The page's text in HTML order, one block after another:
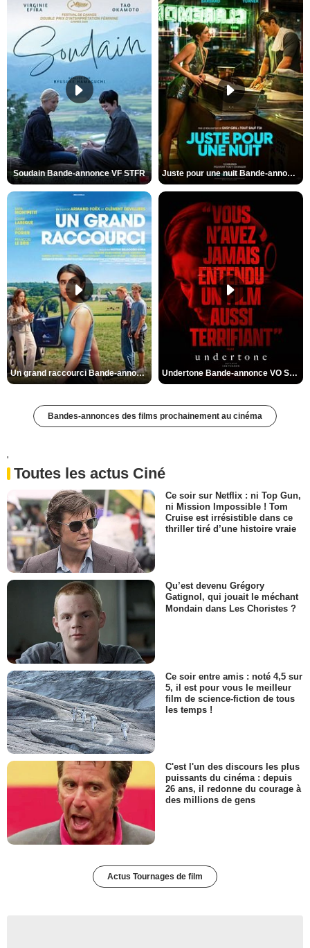
Soudain Bande-annonce VF STFR Juste pour une nuit Bande-annonce VO STFR
Un grand raccourci Bande-annonce VF Undertone Bande-annonce VO STFR
Bandes-annonces des films prochainement au cinéma
'
Toutes les actus Ciné
Ce soir sur Netflix : ni Top Gun,
ni Mission Impossible ! Tom
Cruise est irrésistible dans ce
thriller tiré d’une histoire vraie
Qu’est devenu Grégory
Gatignol, qui jouait le méchant
Mondain dans Les Choristes ?
Ce soir entre amis : noté 4,5 sur
5, il est pour vous le meilleur
film de science-fiction de tous
les temps !
C'est l'un des discours les plus
puissants du cinéma : depuis
26 ans, il redonne du courage à
des millions de gens
Actus Tournages de film